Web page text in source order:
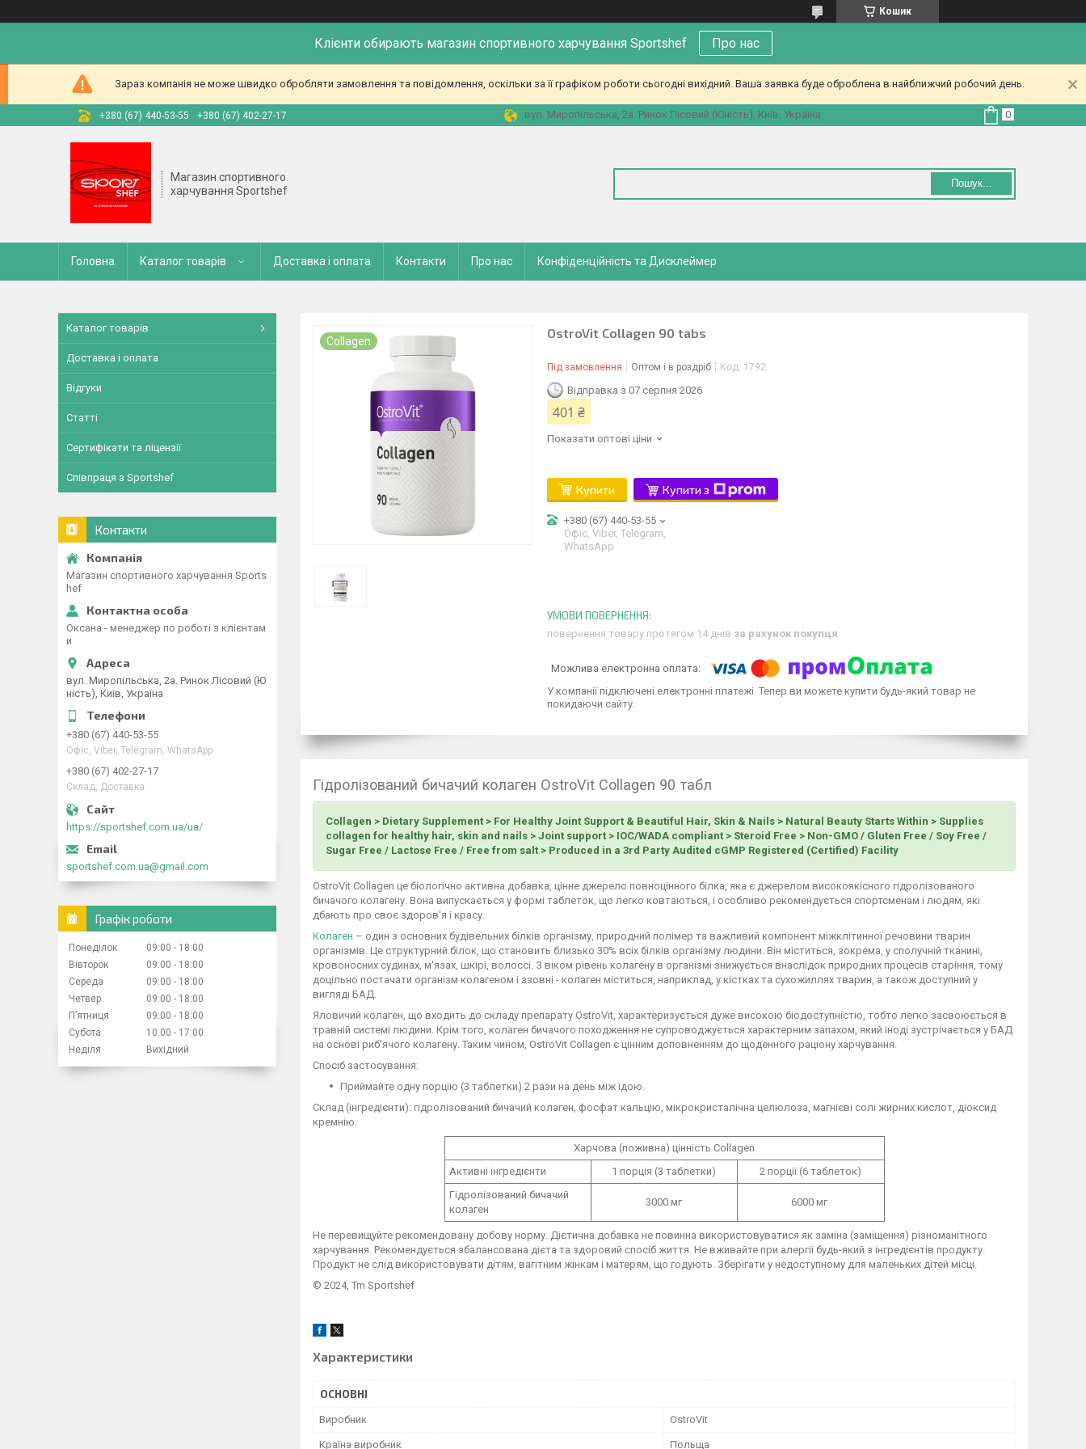
Кошик
Клієнти обирають магазин спортивного харчування Sportshef Про нас
Зараз компанія не може швидко обробляти замовлення та повідомлення, оскільки за її графіком роботи сьогодні вихідний. Ваша заявка буде оброблена в найближчий робочий день.
+380 (67) 440-53-55 +380 (67) 402-27-17 вул. Миропільська, 2а. Ринок Лісовий (Юність), Київ, Україна
Магазин спортивного
харчування Sportshef
Пошук...
Головна Каталог товарів Доставка і оплата Контакти Про нас Конфіденційність та Дисклеймер
Collagen
OstroVit Collagen 90 tabs
Під замовлення Оптом і в роздріб Код: 1792
Відправка з 07 серпня 2026
401 ₴
Показати оптові ціни
Купити Купити з
+380 (67) 440-53-55
Офіс, Viber, Telegram,
WhatsApp
повернення товару протягом 14 днів за рахунок покупця
У компанії підключені електронні платежі. Тепер ви можете купити будь-який товар не
покидаючи сайту.
Гідролізований бичачий колаген OstroVit Collagen 90 табл
Collagen > Dietary Supplement > For Healthy Joint Support & Beautiful Hair, Skin & Nails > Natural Beauty Starts Within > Supplies
collagen for healthy hair, skin and nails > Joint support > IOC/WADA compliant > Steroid Free > Non-GMO / Gluten Free / Soy Free /
Sugar Free / Lactose Free / Free from salt > Produced in a 3rd Party Audited cGMP Registered (Certified) Facility
OstroVit Collagen це біологічно активна добавка, цінне джерело повноцінного білка, яка є джерелом високоякісного гідролізованого
бичачого колагену. Вона випускається у формі таблеток, що легко ковтаються, і особливо рекомендується спортсменам і людям, які
дбають про своє здоров'я і красу.
Колаген – один з основних будівельних білків організму, природний полімер та важливий компонент міжклітинної речовини тварин
організмів. Це структурний білок, що становить близько 30% всіх білків організму людини. Він міститься, зокрема, у сполучній тканині,
кровоносних судинах, м'язах, шкірі, волоссі. З віком рівень колагену в організмі знижується внаслідок природних процесів старіння, тому
доцільно постачати організм колагеном і ззовні - колаген міститься, наприклад, у кістках та сухожиллях тварин, а також доступний у
вигляді БАД.
Яловичий колаген, що входить до складу препарату OstroVit, характеризується дуже високою біодоступністю, тобто легко засвоюється в
травній системі людини. Крім того, колаген бичачого походження не супроводжується характерним запахом, який іноді зустрічається у БАД
на основі риб'ячого колагену. Таким чином, OstroVit Collagen є цінним доповненням до щоденного раціону харчування.
Спосіб застосування:
Приймайте одну порцію (3 таблетки) 2 рази на день між їдою.
Склад (інгредієнти): гідролізований бичачий колаген, фосфат кальцію, мікрокристалічна целюлоза, магнієві солі жирних кислот, діоксид
кремнію.
Харчова (поживна) цінність Collagen
Активні інгредієнти
1 порція (3 таблетки)
2 порції (6 таблеток)
Гідролізований бичачий
колаген
3000 мг 6000 мг
Не перевищуйте рекомендовану добову норму. Дієтична добавка не повинна використовуватися як заміна (заміщення) різноманітного
харчування. Рекомендується збалансована дієта та здоровий спосіб життя. Не вживайте при алергії будь-який з інгредієнтів продукту.
Продукт не слід використовувати дітям, вагітним жінкам і матерям, що годують. Зберігати у недоступному для маленьких дітей місці.
© 2024, Tm Sportshef
Характеристики
ОСНОВНІ
Виробник OstroVit
Країна виробник Польща
Каталог товарів
Доставка і оплата
Відгуки
Статті
Сертифікати та ліцензії
Співпраця з Sportshef
Контакти
Магазин спортивного харчування Sports
hef
Оксана - менеджер по роботі з клієнтам
и
вул. Миропільська, 2а. Ринок Лісовий (Ю
ність), Київ, Україна
+380 (67) 440-53-55
Офіс, Viber, Telegram, WhatsApp
+380 (67) 402-27-17
Склад, Доставка.
https://sportshef.com.ua/ua/
sportshef.com.ua@gmail.com
Графік роботи
Понеділок 09:00
18:00
Вівторок
09:00
18:00
Середа
09:00
18:00
Четвер
09:00
18:00
Пʼятниця
09:00
18:00
Субота
10:00
17:00
Неділя
Вихідний